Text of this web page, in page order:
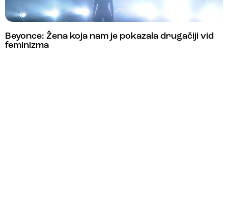
Beyonce: Žena koja nam je pokazala drugačiji vid
feminizma